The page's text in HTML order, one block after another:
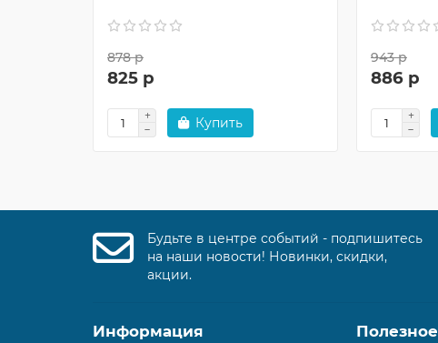
878 р
825 р
Купить
943 р
886 р
Будьте в центре событий - подпишитесь
на наши новости! Новинки, скидки,
акции.
Информация Полезное